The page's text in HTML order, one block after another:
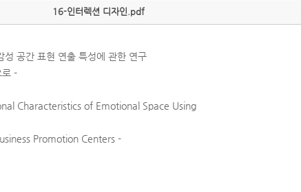
16-인터렉션 디자인.pdf
성 공간 표현 연출 특성에 관한 연구
로 -
Characteristics of Emotional Space Using
Promotion Centers -